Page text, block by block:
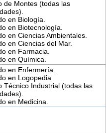
de Montes (todas las
en Biología.
en Biotecnología.
en Ciencias Ambientales.
en Ciencias del Mar.
en Farmacia.
en Química.
en Enfermería.
en Logopedia
Técnico Industrial (todas las
en Medicina.